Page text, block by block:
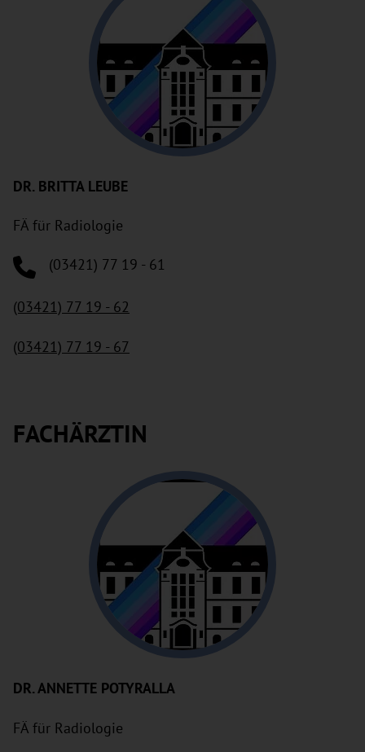
DR. BRITTA LEUBE
FÄ für Radiologie
(03421) 77 19 - 61
(03421) 77 19 - 62
(03421) 77 19 - 67
FACHÄRZTIN
DR. ANNETTE POTYRALLA
FÄ für Radiologie